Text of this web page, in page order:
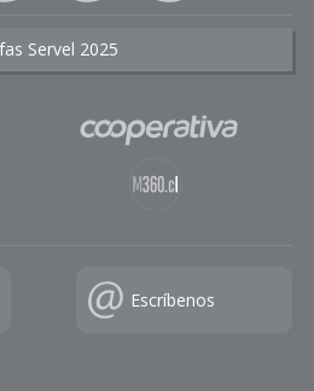
Servel 2025
Escríbenos